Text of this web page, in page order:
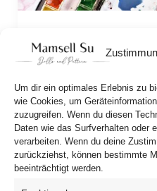
Um dir ein optimales Erlebnis zu
wie Cookies, um
zuzugreifen. Wenn du diesen
Daten wie das Surfverhalten oder
verarbeiten. Wenn du deine
zurückziehst, können bestimmte
beeinträchtigt werden.
Today we’ll show you
just a few steps.
use to do it.